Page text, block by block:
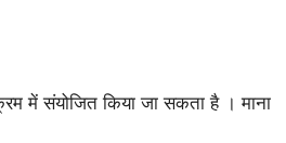
में संयोजित किया जा सकता है । माना